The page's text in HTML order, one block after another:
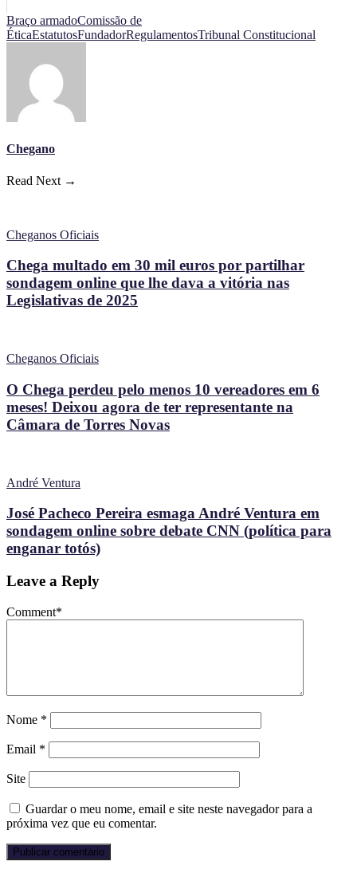
Braço armadoComissão de
ÉticaEstatutosFundadorRegulamentosTribunal Constitucional
Chegano
Read Next →
Cheganos Oficiais
Chega multado em 30 mil euros por partilhar
sondagem online que lhe dava a vitória nas
Legislativas de 2025
Cheganos Oficiais
O Chega perdeu pelo menos 10 vereadores em 6
meses! Deixou agora de ter representante na
Câmara de Torres Novas
André Ventura
José Pacheco Pereira esmaga André Ventura em
sondagem online sobre debate CNN (política para
enganar totós)
Leave a Reply
Comment*
Nome *
Email *
Site
Guardar o meu nome, email e site neste navegador para a
próxima vez que eu comentar.